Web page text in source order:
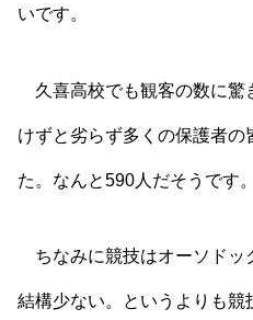
いです。
久喜高校でも観客の数に驚
けずと劣らず多くの保護者
た。なんと590人だそうです
ちなみに競技はオーソドッ
結構少ない。というよりも